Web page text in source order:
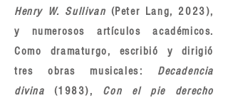
Henry W. Sullivan (Peter Lang, 2023),
y numerosos artículos académicos.
Como dramaturgo, escribió y dirigió
tres obras musicales: Decadencia
divina(1983), Con el pie derecho